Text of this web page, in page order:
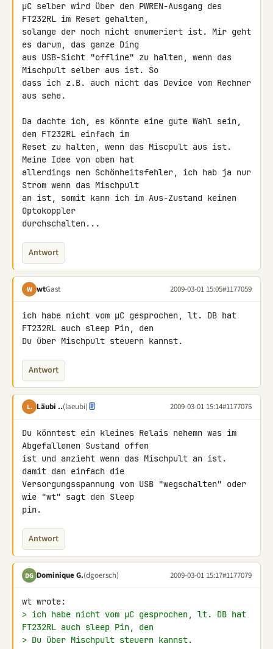
µC selber wird über den PWREN-Ausgang des
FT232RL im Reset gehalten,
solange der noch nicht enumeriert ist. Mir geht
es darum, das ganze Ding
aus USB-Sicht "offline" zu halten, wenn das
Mischpult selber aus ist. So
dass ich z.B. auch nicht das Device vom Rechner
aus sehe.
Da dachte ich, es könnte eine gute Wahl sein,
den FT232RL einfach im
Reset zu halten, wenn das Miscpult aus ist.
Meine Idee von oben hat
allerdings nen Schönheitsfehler, ich hab ja nur
Strom wenn das Mischpult
an ist, somit kann ich im Aus-Zustand keinen
Optokoppler
durchschalten...
Antwort
W wtGast 2009-03-01 15:05#1177059
ich habe nicht vom µC gesprochen, lt. DB hat
FT232RL auch sleep Pin, den
Du über Mischpult steuern kannst.
Antwort
L. Läubi ..(laeubi) 2009-03-01 15:14#1177075
Du könntest ein kleines Relais nehemn was im
Abgefallenen Sustand offen
ist und anzieht wenn das Mischpult an ist.
damit dan einfach die
Versorgungsspannung vom USB "wegschalten" oder
wie "wt" sagt den Sleep
pin.
Antwort
DG Dominique G.(dgoersch) 2009-03-01 15:17#1177079
> ich habe nicht vom µC gesprochen, lt. DB hat
FT232RL auch sleep Pin, den
> Du über Mischpult steuern kannst.